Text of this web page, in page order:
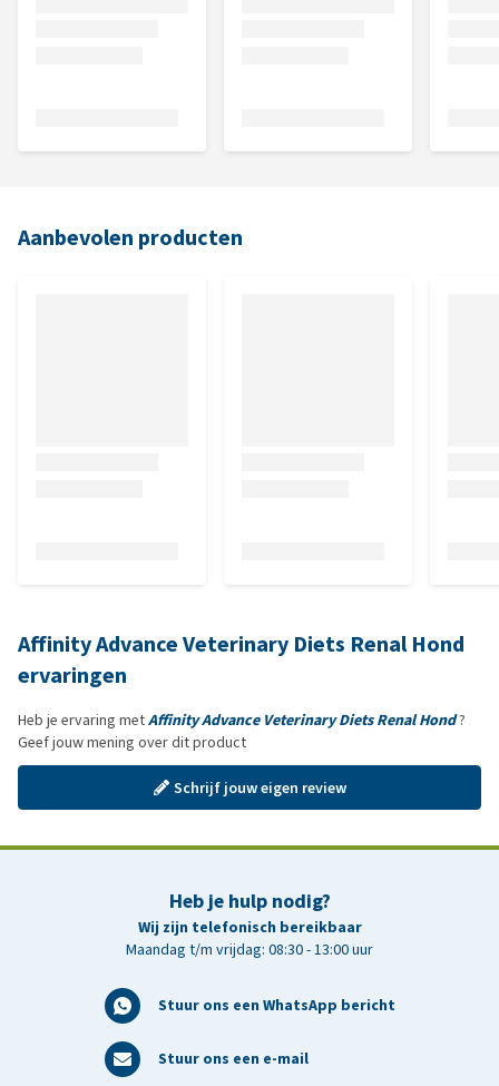
Aanbevolen producten
Affinity Advance Veterinary Diets Renal Hond
ervaringen
Heb je ervaring metAffinity Advance Veterinary Diets Renal Hond?
Geef jouw mening over dit product
Schrijf jouw eigen review
Heb je hulp nodig?
Wij zijn telefonisch bereikbaar
Maandag t/m vrijdag: 08:30 - 13:00 uur
Stuur ons een WhatsApp bericht
Stuur ons een e-mail